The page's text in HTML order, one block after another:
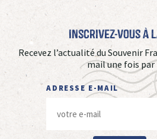
Inscrivez-vous à
Recevez l’actualité du Souvenir
mail une fois par
ADRESSE E-MAIL